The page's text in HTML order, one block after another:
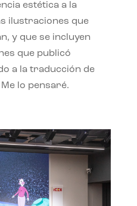
estética a la
ilustraciones que
y que se incluyen
que publicó
a la traducción de
lo pensaré.